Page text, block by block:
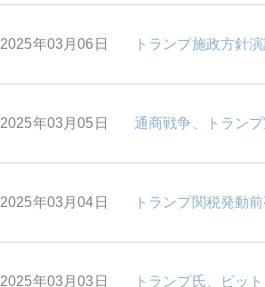
2025年03月06日 トランプ施政方針
2025年03月05日 通商戦争、トラン
2025年03月04日 トランプ関税発動
2025年03月03日 トランプ氏、ビッ